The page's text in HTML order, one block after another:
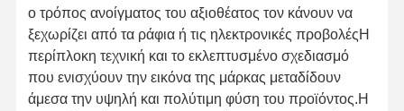
ο τρόπος ανοίγματος του αξιοθέατος τον κάνουν να
ξεχωρίζει από τα ράφια ή τις ηλεκτρονικές προβολέςΗ
περίπλοκη τεχνική και το εκλεπτυσμένο σχεδιασμό
που ενισχύουν την εικόνα της μάρκας μεταδίδουν
άμεσα την υψηλή και πολύτιμη φύση του προϊόντος.Η